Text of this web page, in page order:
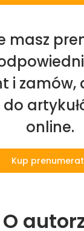
masz
i zamów,
online.
Kup
O